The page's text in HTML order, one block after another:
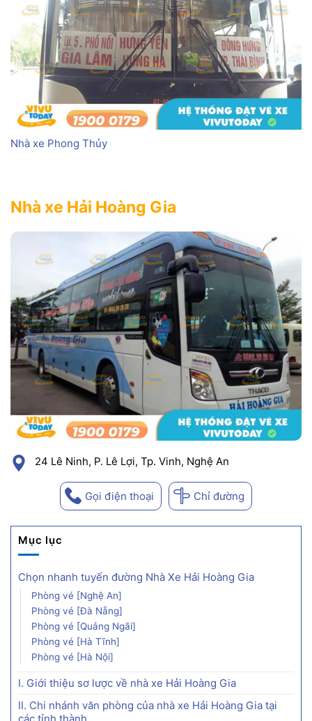
Nhà xe Hải Hoàng Gia
24 Lê Ninh, P. Lê Lợi, Tp. Vinh, Nghệ An
Gọi điện thoại Chỉ đường
Mục lục
Chọn nhanh tuyến đường Nhà Xe Hải Hoàng Gia
Phòng vé [Nghệ An]
Phòng vé [Đà Nẵng]
Phòng vé [Quảng Ngãi]
Phòng vé [Hà Tĩnh]
Phòng vé [Hà Nội]
I. Giới thiệu sơ lược về nhà xe Hải Hoàng Gia
II. Chi nhánh văn phòng của nhà xe Hải Hoàng Gia tại
Nhà xe Phong Thủy